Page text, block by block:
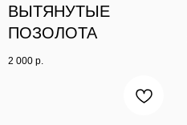
ВЫТЯНУТЫЕ
ПОЗОЛОТА
2 000 р.